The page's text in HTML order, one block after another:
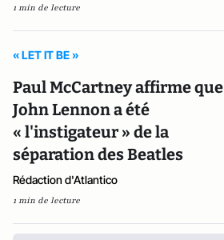
1 min de lecture
« LET IT BE »
Paul McCartney affirme que
John Lennon a été
« l'instigateur » de la
séparation des Beatles
Rédaction d'Atlantico
1 min de lecture